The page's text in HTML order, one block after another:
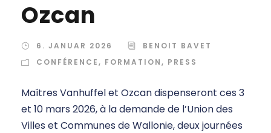
Ozcan
6. JANUAR 2026
BENOIT BAVET
CONFÉRENCE, FORMATION, PRESS
Maîtres Vanhuffel et Ozcan dispenseront ces 3
et 10 mars 2026, à la demande de l’Union des
Villes et Communes de Wallonie, deux journées